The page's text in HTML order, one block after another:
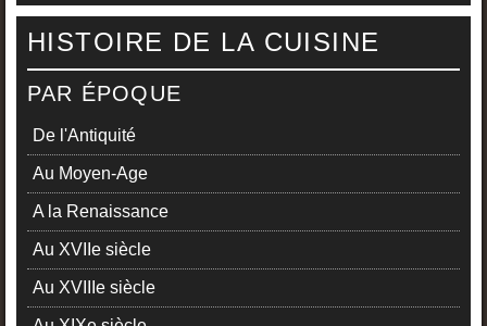
HISTOIRE DE LA CUISINE
PAR ÉPOQUE
De l'Antiquité
Au Moyen-Age
A la Renaissance
Au XVIIe siècle
Au XVIIIe siècle